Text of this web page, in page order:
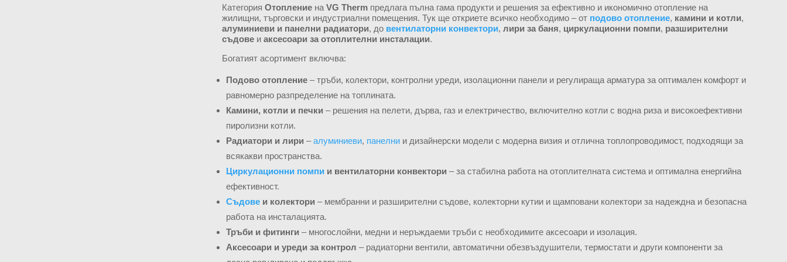
Категория Отоплениена VG Thermпредлага пълна гама продукти и решения за ефективно и икономично отопление на
жилищни, търговски и индустриални помещения. Тук ще откриете всичко необходимо – от подово отопление, камини и котли,
алуминиеви и панелни радиатори, до вентилаторни конвектори, лири за баня, циркулационни помпи, разширителни
съдовеи аксесоари за отоплителни инсталации.
Богатият асортимент включва:
Подово отопление – тръби, колектори, контролни уреди, изолационни панели и регулираща арматура за оптимален комфорт и
равномерно разпределение на топлината.
Камини, котли и печки – решения на пелети, дърва, газ и електричество, включително котли с водна риза и високоефективни
пиролизни котли.
Радиатори и лири –алуминиеви, панелни и дизайнерски модели с модерна визия и отлична топлопроводимост, подходящи за
всякакви пространства.
Циркулационни помпи и вентилаторни конвектори – за стабилна работа на отоплителната система и оптимална енергийна
ефективност.
Съдове и колектори – мембранни и разширителни съдове, колекторни кутии и щамповани колектори за надеждна и безопасна
работа на инсталацията.
Тръби и фитинги – многослойни, медни и неръждаеми тръби с необходимите аксесоари и изолация.
Аксесоари и уреди за контрол – радиаторни вентили, автоматични обезвъздушители, термостати и други компоненти за